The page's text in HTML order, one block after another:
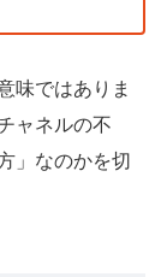
味ではありま
ャネルの不
」なのかを切